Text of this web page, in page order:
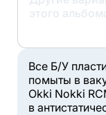
этого
Все Б/У
помыты в
Okki Nokki
в